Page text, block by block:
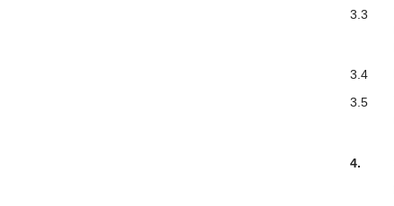
3.3
3.4
3.5
4.